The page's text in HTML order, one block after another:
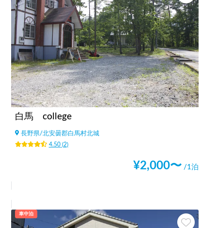
白馬 college
長野県/北安曇郡白馬村北城
4.50(2)
¥2,000〜 /1泊
車中泊